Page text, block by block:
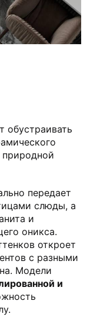
обустраивать
природной
передает
слюды, а
и
оникса.
откроет
с разными
Модели
и